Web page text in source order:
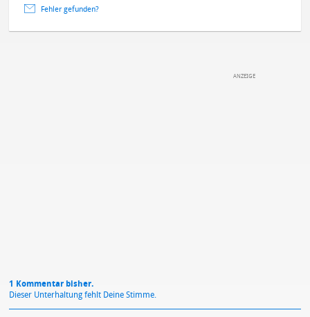
Fehler gefunden?
1 Kommentar bisher.
Dieser Unterhaltung fehlt Deine Stimme.